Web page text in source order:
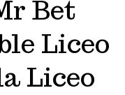
Bet
Liceo
Liceo